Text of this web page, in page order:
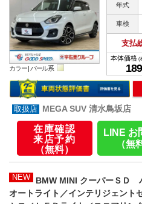
カラー | パール系
年式
車検
支払
本体価格 (
MEGA SUV 清水鳥坂店
在庫確認
来店予約
（無料）
LINE お
（無
NEW
BMW MINI クーパーＳＤ
オートライト／インテリジェント